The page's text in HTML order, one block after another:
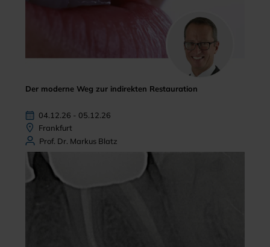
Der moderne Weg zur indirekten Restauration
04.12.26 - 05.12.26
Frankfurt
Prof. Dr. Markus Blatz